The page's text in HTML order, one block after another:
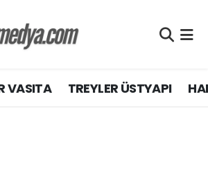
VASITA TREYLER ÜSTYAPI